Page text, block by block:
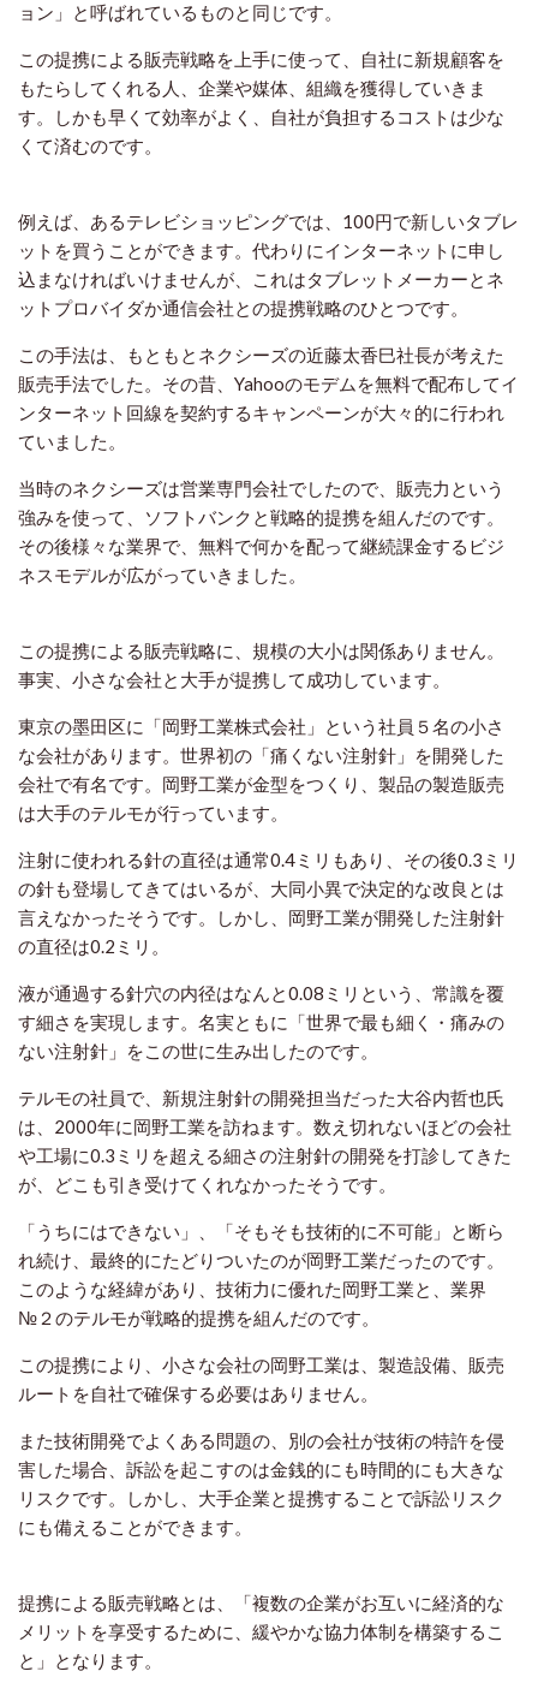
ョン」と呼ばれているものと同じです。
この提携による販売戦略を上手に使って、自社に新規顧客を
もたらしてくれる人、企業や媒体、組織を獲得していきま
す。しかも早くて効率がよく、自社が負担するコストは少な
くて済むのです。
例えば、あるテレビショッピングでは、100円で新しいタブレ
ットを買うことができます。代わりにインターネットに申し
込まなければいけませんが、これはタブレットメーカーとネ
ットプロバイダか通信会社との提携戦略のひとつです。
この手法は、もともとネクシーズの近藤太香巳社長が考えた
販売手法でした。その昔、Yahooのモデムを無料で配布してイ
ンターネット回線を契約するキャンペーンが大々的に行われ
ていました。
当時のネクシーズは営業専門会社でしたので、販売力という
強みを使って、ソフトバンクと戦略的提携を組んだのです。
その後様々な業界で、無料で何かを配って継続課金するビジ
ネスモデルが広がっていきました。
この提携による販売戦略に、規模の大小は関係ありません。
事実、小さな会社と大手が提携して成功しています。
東京の墨田区に「岡野工業株式会社」という社員５名の小さ
な会社があります。世界初の「痛くない注射針」を開発した
会社で有名です。岡野工業が金型をつくり、製品の製造販売
は大手のテルモが行っています。
注射に使われる針の直径は通常0.4ミリもあり、その後0.3ミリ
の針も登場してきてはいるが、大同小異で決定的な改良とは
言えなかったそうです。しかし、岡野工業が開発した注射針
の直径は0.2ミリ。
液が通過する針穴の内径はなんと0.08ミリという、常識を覆
す細さを実現します。名実ともに「世界で最も細く・痛みの
ない注射針」をこの世に生み出したのです。
テルモの社員で、新規注射針の開発担当だった大谷内哲也氏
は、2000年に岡野工業を訪ねます。数え切れないほどの会社
や工場に0.3ミリを超える細さの注射針の開発を打診してきた
が、どこも引き受けてくれなかったそうです。
「うちにはできない」、「そもそも技術的に不可能」と断ら
れ続け、最終的にたどりついたのが岡野工業だったのです。
このような経緯があり、技術力に優れた岡野工業と、業界
№２のテルモが戦略的提携を組んだのです。
この提携により、小さな会社の岡野工業は、製造設備、販売
ルートを自社で確保する必要はありません。
また技術開発でよくある問題の、別の会社が技術の特許を侵
害した場合、訴訟を起こすのは金銭的にも時間的にも大きな
リスクです。しかし、大手企業と提携することで訴訟リスク
にも備えることができます。
提携による販売戦略とは、「複数の企業がお互いに経済的な
メリットを享受するために、緩やかな協力体制を構築するこ
と」となります。